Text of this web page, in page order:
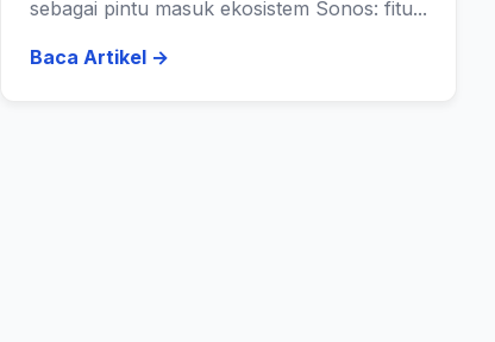
sebagai pintu masuk ekosistem Sonos: fitu...
Baca Artikel →